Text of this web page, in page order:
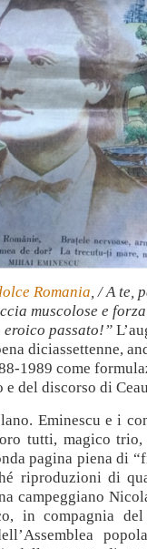
Romania, / A te,
muscolose e
eroico passato!”
diciassettenne,
1989 come
del discorso di
Eminescu e i
tutti, magico
pagina piena di
riproduzioni di
campeggiano
in compagnia del